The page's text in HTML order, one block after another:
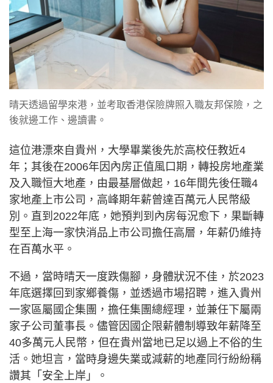
晴天透過留學來港，並考取香港保險牌照入職友邦保險，之
後就邊工作、邊讀書。
這位港漂來自貴州，大學畢業後先於高校任教近4
年；其後在2006年因內房正值風口期，轉投房地產業
及入職恒大地產，由最基層做起，16年間先後任職4
家地產上市公司，高峰期年薪曾達百萬元人民幣級
別。直到2022年底，她預判到內房每況愈下，果斷轉
型至上海一家快消品上市公司擔任高層，年薪仍維持
在百萬水平。
不過，當時晴天一度跌傷腳，身體狀況不佳，於2023
年底選擇回到家鄉養傷，並透過市場招聘，進入貴州
一家區屬國企集團，擔任集團總經理，並兼任下屬兩
家子公司董事長。儘管因國企限薪體制導致年薪降至
40多萬元人民幣，但在貴州當地已足以過上不俗的生
活。她坦言，當時身邊失業或減薪的地產同行紛紛稱
讚其「安全上岸」。